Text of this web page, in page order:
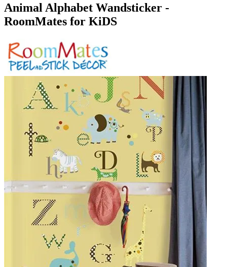
Animal Alphabet Wandsticker -
RoomMates for KiDS